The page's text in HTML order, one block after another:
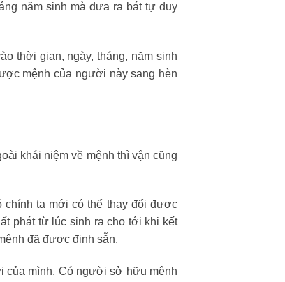
năm sinh mà đưa ra bát tự duy
thời gian, ngày, tháng, năm sinh
mệnh của người này sang hèn
khái niệm về mệnh thì vận cũng
chính ta mới có thể thay đổi được
phát từ lúc sinh ra cho tới khi kết
đã được định sẵn.
của mình. Có người sở hữu mệnh